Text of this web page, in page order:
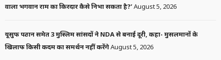
वाला भगवान राम का किरदार कैसे निभा सकता है?’August 5, 2026
यूसुफ पठान समेत 3 मुस्लिम सांसदों ने NDA से बनाई दूरी, कहा- मुसलमानों के
खिलाफ किसी कदम का समर्थन नहीं करेंगेAugust 5, 2026